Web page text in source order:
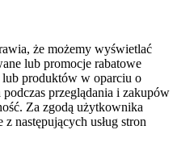
że możemy wyświetlać
lub promocje rabatowe
produktów w oparciu o
przeglądania i zakupów
Za zgodą użytkownika
następujących usług stron